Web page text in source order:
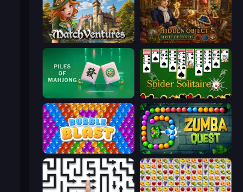
MatchVentures Hidden Object: Street Of Secrets
Piles of Mahjong Spider Solitaire
Bubble Blast Zumba Quest